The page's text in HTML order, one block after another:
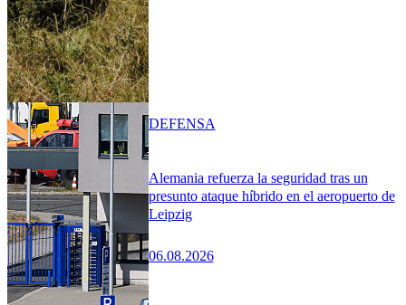
Alemania refuerza la seguridad tras un
presunto ataque híbrido en el aeropuerto de
Leipzig
06.08.2026
DEFENSA